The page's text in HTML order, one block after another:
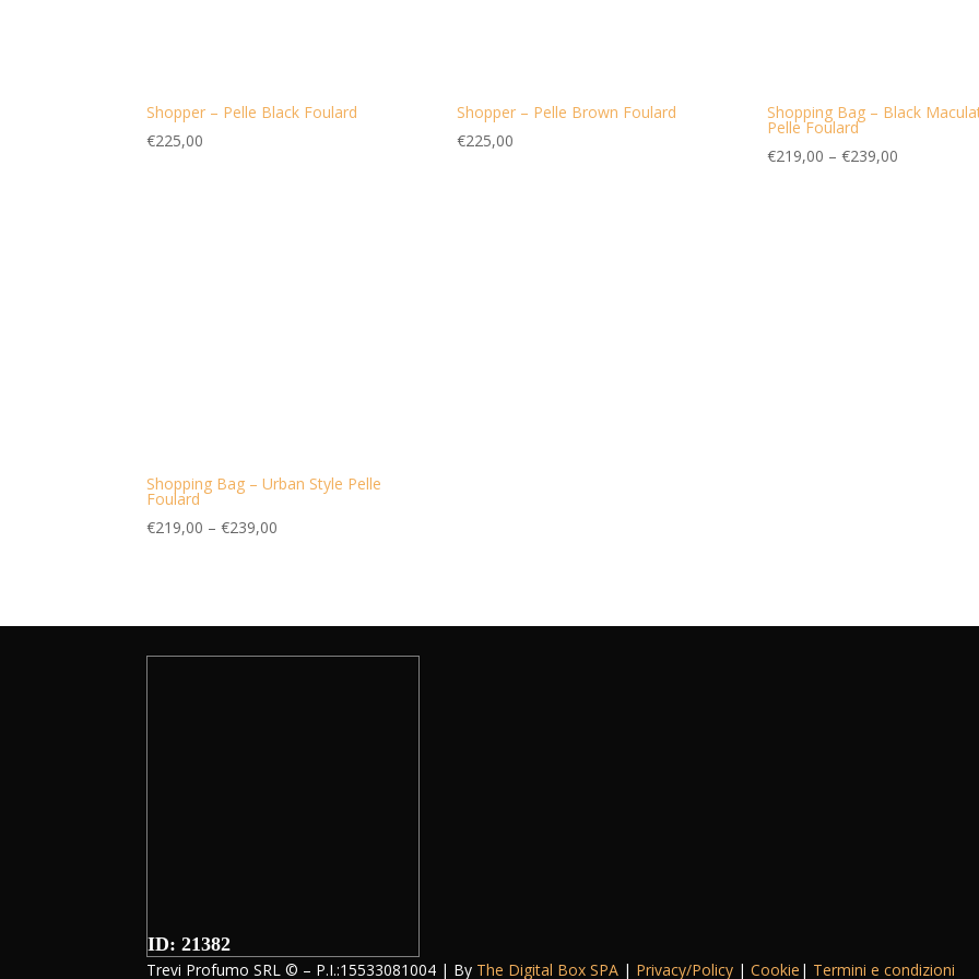
Shopper – Pelle Black Foulard
€225,00
Shopper – Pelle Brown Foulard
€225,00
Shopping Bag – Black
Pelle Foulard
€219,00 – €239,00
Shopping Bag – Urban Style Pelle
Foulard
€219,00 –€239,00
ID: 21382
Trevi Profumo SRL © – P.I.:15533081004 | By The Digital Box SPA | Privacy/Policy |Cookie | Termini e condizioni